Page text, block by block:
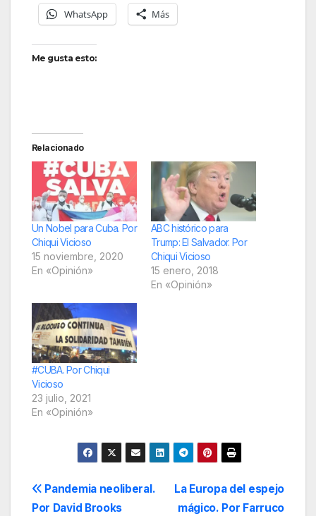
WhatsApp Más
Me gusta esto:
Relacionado
Un Nobel para Cuba. Por
Chiqui Vicioso
15 noviembre, 2020
En «Opinión»
ABC histórico para
Trump: El Salvador. Por
Chiqui Vicioso
15 enero, 2018
En «Opinión»
#CUBA. Por Chiqui
Vicioso
23 julio, 2021
En «Opinión»
Navegación
La Europa del espejo
mágico. Por Farruco
Pandemia neoliberal.
Por David Brooks